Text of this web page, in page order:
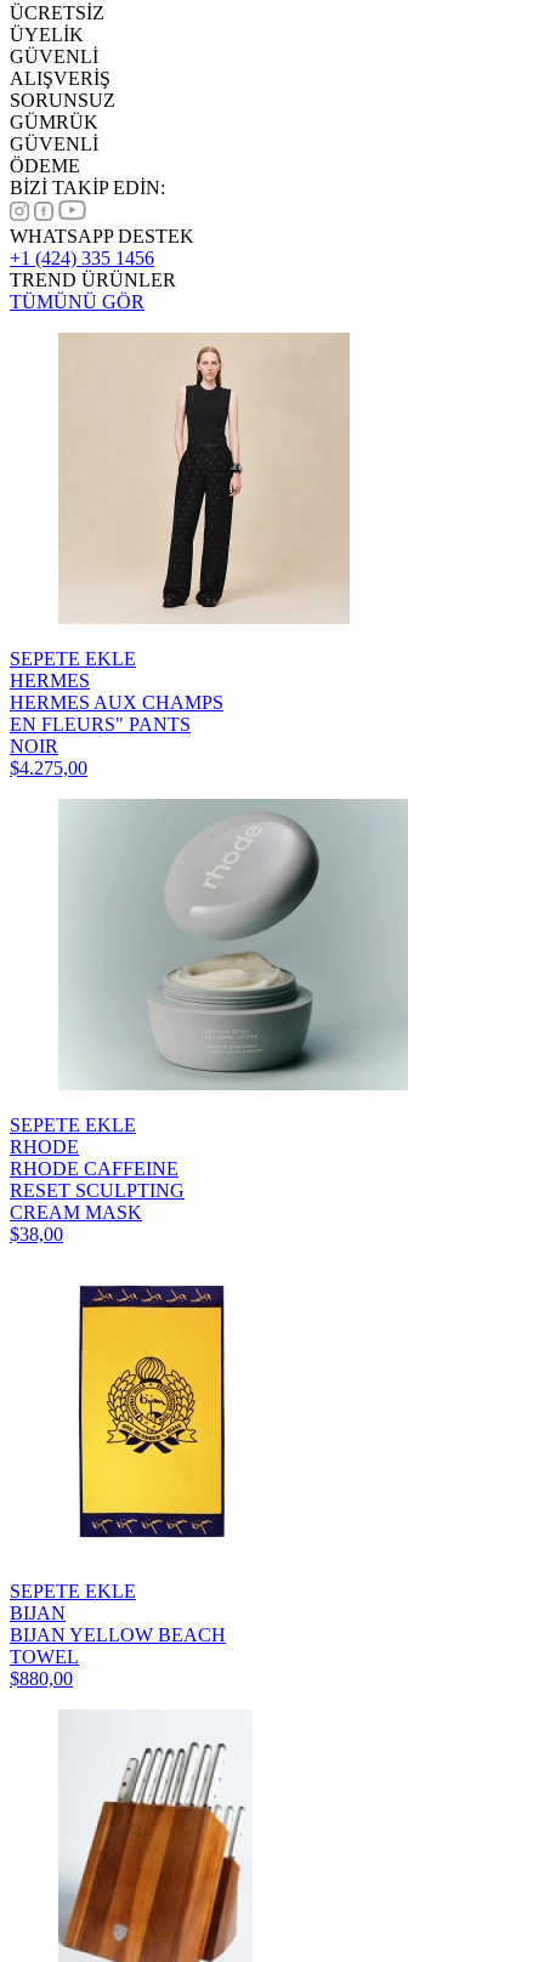
ÜCRETSİZ
ÜYELİK
GÜVENLİ
ALIŞVERİŞ
SORUNSUZ
GÜMRÜK
GÜVENLİ
ÖDEME
BİZİ TAKİP EDİN:
WHATSAPP DESTEK
+1 (424) 335 1456
TREND ÜRÜNLER
TÜMÜNÜ GÖR
SEPETE EKLE
HERMES
HERMES AUX CHAMPS
EN FLEURS" PANTS
NOIR
$4.275,00
SEPETE EKLE
RHODE
RHODE CAFFEINE
RESET SCULPTING
CREAM MASK
$38,00
SEPETE EKLE
BIJAN
BIJAN YELLOW BEACH
TOWEL
$880,00